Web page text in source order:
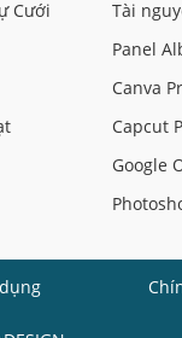
Cưới
Tài
Panel
Canva
Capcut
Google